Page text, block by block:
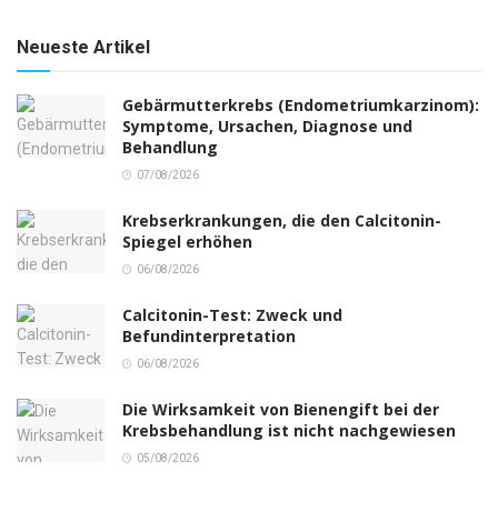
Neueste Artikel
Gebärmutterkrebs (Endometriumkarzinom):
Symptome, Ursachen, Diagnose und
Behandlung
07/08/2026
Krebserkrankungen, die den Calcitonin-
Spiegel erhöhen
06/08/2026
Calcitonin-Test: Zweck und
Befundinterpretation
06/08/2026
Die Wirksamkeit von Bienengift bei der
Krebsbehandlung ist nicht nachgewiesen
05/08/2026